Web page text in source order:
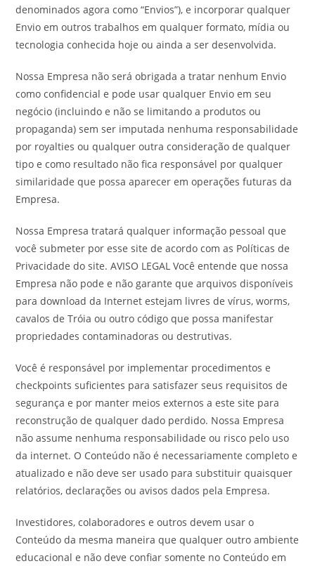
denominados agora como “Envios”), e incorporar qualquer
Envio em outros trabalhos em qualquer formato, mídia ou
tecnologia conhecida hoje ou ainda a ser desenvolvida.
Nossa Empresa não será obrigada a tratar nenhum Envio
como confidencial e pode usar qualquer Envio em seu
negócio (incluindo e não se limitando a produtos ou
propaganda) sem ser imputada nenhuma responsabilidade
por royalties ou qualquer outra consideração de qualquer
tipo e como resultado não fica responsável por qualquer
similaridade que possa aparecer em operações futuras da
Empresa.
Nossa Empresa tratará qualquer informação pessoal que
você submeter por esse site de acordo com as Políticas de
Privacidade do site. AVISO LEGAL Você entende que nossa
Empresa não pode e não garante que arquivos disponíveis
para download da Internet estejam livres de vírus, worms,
cavalos de Tróia ou outro código que possa manifestar
propriedades contaminadoras ou destrutivas.
Você é responsável por implementar procedimentos e
checkpoints suficientes para satisfazer seus requisitos de
segurança e por manter meios externos a este site para
reconstrução de qualquer dado perdido. Nossa Empresa
não assume nenhuma responsabilidade ou risco pelo uso
da internet. O Conteúdo não é necessariamente completo e
atualizado e não deve ser usado para substituir quaisquer
relatórios, declarações ou avisos dados pela Empresa.
Investidores, colaboradores e outros devem usar o
Conteúdo da mesma maneira que qualquer outro ambiente
educacional e não deve confiar somente no Conteúdo em